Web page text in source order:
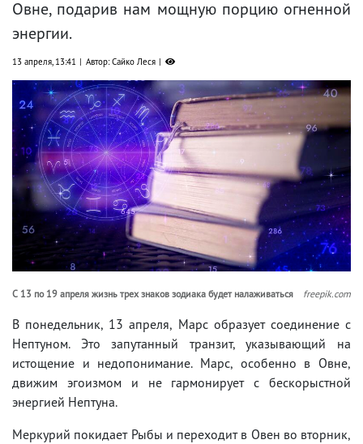
Овне, подарив нам мощную порцию огненной
энергии.
13 апреля, 13:41 Автор: Сайко Леся
С 13 по 19 апреля жизнь трех знаков зодиака будет налаживаться freepik.com
В понедельник, 13 апреля, Марс образует соединение с
Нептуном. Это запутанный транзит, указывающий на
истощение и недопонимание. Марс, особенно в Овне,
движим эгоизмом и не гармонирует с бескорыстной
энергией Нептуна.
Меркурий покидает Рыбы и переходит в Овен во вторник,